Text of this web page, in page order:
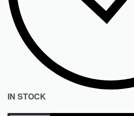
IN STOCK